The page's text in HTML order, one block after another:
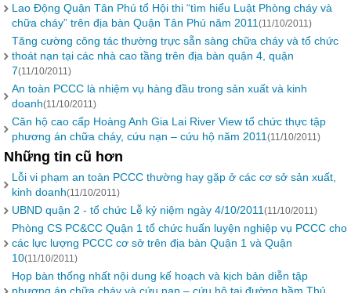
Lao Động Quận Tân Phú tổ Hội thi “tìm hiểu Luật Phòng cháy và
chữa cháy” trên địa bàn Quận Tân Phú năm 2011 (11/10/2011)
Tăng cường công tác thường trực sẵn sàng chữa cháy và tổ chức
thoát nạn tại các nhà cao tầng trên địa bàn quận 4, quận
7(11/10/2011)
An toàn PCCC là nhiệm vụ hàng đầu trong sản xuất và kinh
doanh(11/10/2011)
Căn hộ cao cấp Hoàng Anh Gia Lai River View tổ chức thực tập
phương án chữa cháy, cứu nạn – cứu hộ năm 2011 (11/10/2011)
Những tin cũ hơn
Lỗi vi phạm an toàn PCCC thường hay gặp ở các cơ sở sản xuất,
kinh doanh(11/10/2011)
UBND quận 2 - tổ chức Lễ kỷ niệm ngày 4/10/2011 (11/10/2011)
Phòng CS PC&CC Quận 1 tổ chức huấn luyện nghiệp vụ PCCC cho
các lực lượng PCCC cơ sở trên địa bàn Quận 1 và Quận
10(11/10/2011)
Họp bàn thống nhất nội dung kế hoạch và kịch bản diễn tập